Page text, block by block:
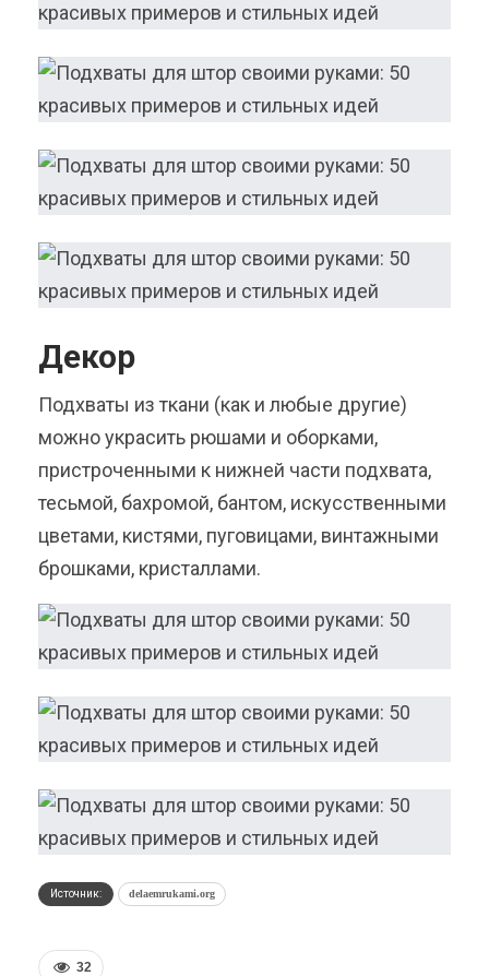
Декор
Подхваты из ткани (как и любые другие)
можно украсить рюшами и оборками,
пристроченными к нижней части подхвата,
тесьмой, бахромой, бантом, искусственными
цветами, кистями, пуговицами, винтажными
брошками, кристаллами.
Источник: delaemrukami.org
32